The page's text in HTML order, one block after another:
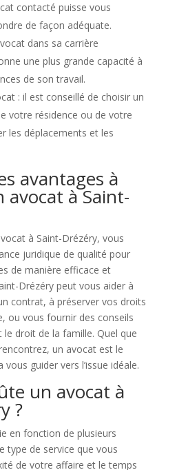
contacté puisse vous
de façon adéquate.
dans sa carrière
une plus grande capacité à
de son travail.
: il est conseillé de choisir un
votre résidence ou de votre
les déplacements et les
avantages à
avocat à Saint-
à Saint-Drézéry, vous
juridique de qualité pour
de manière efficace et
Drézéry peut vous aider à
contrat, à préserver vos droits
ou vous fournir des conseils
droit de la famille. Quel que
un avocat est le
guider vers l’issue idéale.
un avocat à
?
en fonction de plusieurs
type de service que vous
de votre affaire et le temps